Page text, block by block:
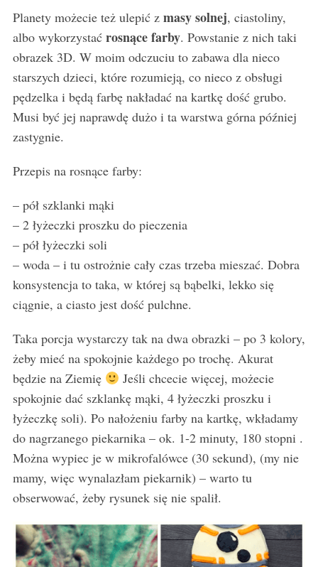
Planety możecie też ulepić z masy solnej, ciastoliny,
albo wykorzystaćrosnące farby. Powstanie z nich taki
obrazek 3D. W moim odczuciu to zabawa dla nieco
starszych dzieci, które rozumieją, co nieco z obsługi
pędzelka i będą farbę nakładać na kartkę dość grubo.
Musi być jej naprawdę dużo i ta warstwa górna później
zastygnie.
Przepis na rosnące farby:
– pół szklanki mąki
– 2 łyżeczki proszku do pieczenia
– pół łyżeczki soli
– woda – i tu ostrożnie cały czas trzeba mieszać. Dobra
konsystencja to taka, w której są bąbelki, lekko się
ciągnie, a ciasto jest dość pulchne.
Taka porcja wystarczy tak na dwa obrazki – po 3 kolory,
żeby mieć na spokojnie każdego po trochę. Akurat
będzie na Ziemię
Jeśli chcecie więcej, możecie
spokojnie dać szklankę mąki, 4 łyżeczki proszku i
łyżeczkę soli). Po nałożeniu farby na kartkę, wkładamy
do nagrzanego piekarnika – ok. 1-2 minuty, 180 stopni .
Można wypiec je w mikrofalówce (30 sekund), (my nie
mamy, więc wynalazłam piekarnik) – warto tu
obserwować, żeby rysunek się nie spalił.